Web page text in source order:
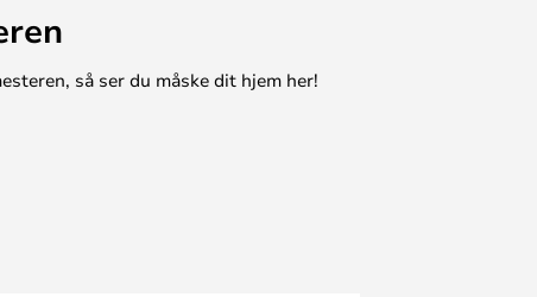
så ser du måske dit hjem her!